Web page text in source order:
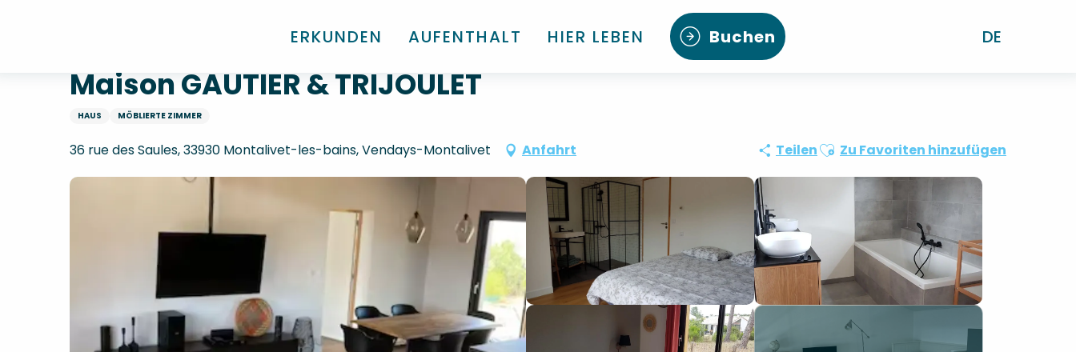
DE
ERKUNDEN AUFENTHALT HIER LEBEN Buchen
Maison GAUTIER & TRIJOULET
HAUS MÖBLIERTE ZIMMER
36 rue des Saules, 33930 Montalivet-les-bains, Vendays-Montalivet Anfahrt TeilenAjouter aux favoris
Zu Favoriten hinzufügen